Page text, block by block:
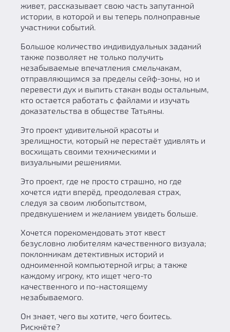
живет, рассказывает свою часть запутанной
истории, в которой и вы теперь полноправные
участники событий.
Большое количество индивидуальных заданий
также позволяет не только получить
незабываемые впечатления смельчакам,
отправляющимся за пределы сейф-зоны, но и
перевести дух и выпить стакан воды остальным,
кто остается работать с файлами и изучать
доказательства в обществе Татьяны.
Это проект удивительной красоты и
зрелищности, который не перестаёт удивлять и
восхищать своими техническими и
визуальными решениями.
Это проект, где не просто страшно, но где
хочется идти вперёд, преодолевая страх,
следуя за своим любопытством,
предвкушением и желанием увидеть больше.
Хочется порекомендовать этот квест
безусловно любителям качественного визуала;
поклонникам детективных историй и
одноименной компьютерной игры; а также
каждому игроку, кто ищет чего-то
качественного и по-настоящему
незабываемого.
Он знает, чего вы хотите, чего боитесь.
Рискнёте?